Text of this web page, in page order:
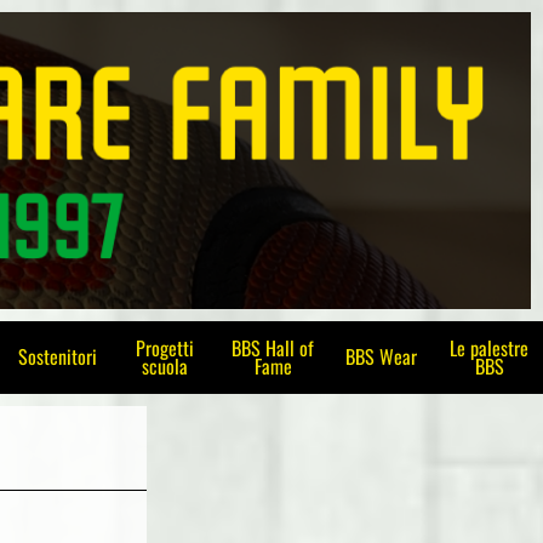
Sostenitori Progetti
scuola
BBS Hall of
Fame BBS Wear Le palestre
BBS